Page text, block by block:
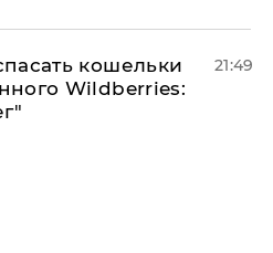
кошельки
Wildberries:
21:49